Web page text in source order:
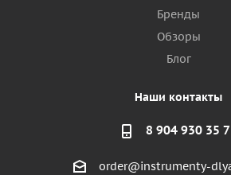
Бренды
Обзоры
Блог
Наши контакты
8 904 930 35
order@instrumenty-